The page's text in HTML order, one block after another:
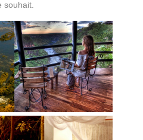
souhait.